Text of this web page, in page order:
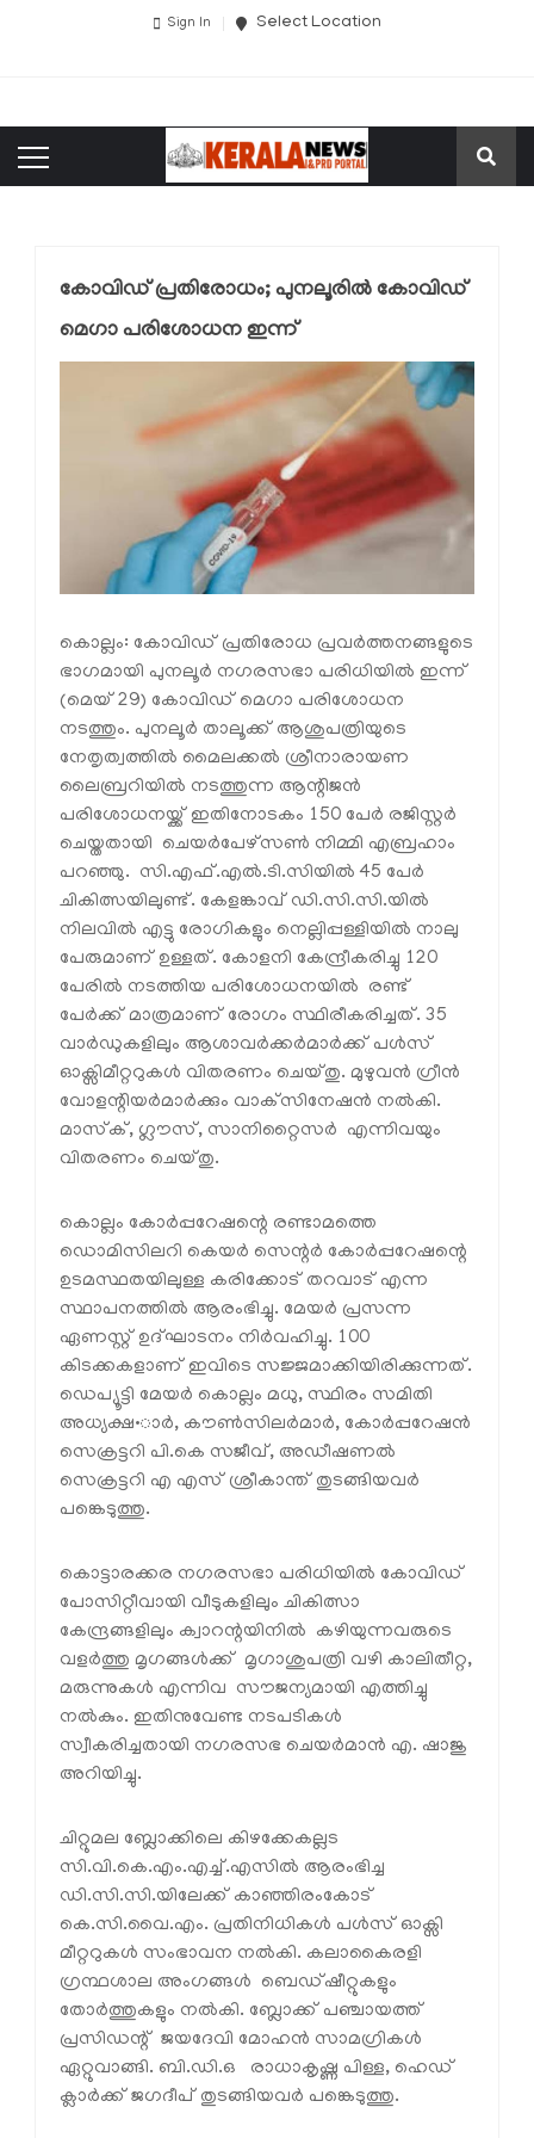
Sign In Select Location
കോവിഡ് പ്രതിരോധം; പുനലൂരില്‍ കോവിഡ്
മെഗാ പരിശോധന ഇന്ന്
കൊല്ലം: കോവിഡ് പ്രതിരോധ പ്രവര്‍ത്തനങ്ങളുടെ
ഭാഗമായി പുനലൂര്‍ നഗരസഭാ പരിധിയില്‍ ഇന്ന്
(മെയ് 29) കോവിഡ് മെഗാ പരിശോധന
നടത്തും. പുനലൂര്‍ താലൂക്ക് ആശുപത്രിയുടെ
നേതൃത്വത്തില്‍ മൈലക്കല്‍ ശ്രീനാരായണ
ലൈബ്രറിയില്‍ നടത്തുന്ന ആന്റിജന്‍
പരിശോധനയ്ക്ക് ഇതിനോടകം 150 പേര്‍ രജിസ്റ്റര്‍
ചെയ്തതായി ചെയര്‍പേഴ്സണ്‍ നിമ്മി എബ്രഹാം
പറഞ്ഞു. സി.എഫ്.എല്‍.ടി.സിയില്‍ 45 പേര്‍
ചികിത്സയിലുണ്ട്. കേളങ്കാവ് ഡി.സി.സി.യില്‍
നിലവില്‍ എട്ടു രോഗികളും നെല്ലിപ്പള്ളിയില്‍ നാലു
പേരുമാണ് ഉള്ളത്. കോളനി കേന്ദ്രീകരിച്ചു 120
പേരില്‍ നടത്തിയ പരിശോധനയില്‍ രണ്ട്
പേര്‍ക്ക് മാത്രമാണ് രോഗം സ്ഥിരീകരിച്ചത്. 35
വാര്‍ഡുകളിലും ആശാവര്‍ക്കര്‍മാര്‍ക്ക് പള്‍സ്
ഓക്സിമീറ്ററുകള്‍ വിതരണം ചെയ്തു. മുഴുവന്‍ ഗ്രീന്‍
വോളന്റിയര്‍മാര്‍ക്കും വാക്‌സിനേഷന്‍ നല്‍കി.
മാസ്‌ക്, ഗ്ലൗസ്, സാനിറ്റൈസര്‍ എന്നിവയും
വിതരണം ചെയ്തു.
കൊല്ലം കോര്‍പ്പറേഷന്റെ രണ്ടാമത്തെ
ഡൊമിസിലറി കെയര്‍ സെന്റര്‍ കോര്‍പ്പറേഷന്റെ
ഉടമസ്ഥതയിലുള്ള കരിക്കോട് തറവാട് എന്ന
സ്ഥാപനത്തില്‍ ആരംഭിച്ചു. മേയര്‍ പ്രസന്ന
ഏണസ്റ്റ് ഉദ്ഘാടനം നിര്‍വഹിച്ചു. 100
കിടക്കകളാണ് ഇവിടെ സജ്ജമാക്കിയിരിക്കുന്നത്.
ഡെപ്യൂട്ടി മേയര്‍ കൊല്ലം മധു, സ്ഥിരം സമിതി
അധ്യക്ഷ•ാര്‍, കൗണ്‍സിലര്‍മാര്‍, കോര്‍പ്പറേഷന്‍
സെക്രട്ടറി പി.കെ സജീവ്, അഡീഷണല്‍
സെക്രട്ടറി എ എസ് ശ്രീകാന്ത് തുടങ്ങിയവര്‍
പങ്കെടുത്തു.
കൊട്ടാരക്കര നഗരസഭാ പരിധിയില്‍ കോവിഡ്
പോസിറ്റീവായി വീടുകളിലും ചികിത്സാ
കേന്ദ്രങ്ങളിലും ക്വാറന്റയിനില്‍ കഴിയുന്നവരുടെ
വളര്‍ത്തു മൃഗങ്ങള്‍ക്ക് മൃഗാശുപത്രി വഴി കാലിതീറ്റ,
മരുന്നുകള്‍ എന്നിവ സൗജന്യമായി എത്തിച്ചു
നല്‍കും. ഇതിനുവേണ്ട നടപടികള്‍
സ്വീകരിച്ചതായി നഗരസഭ ചെയര്‍മാന്‍ എ. ഷാജു
അറിയിച്ചു.
ചിറ്റുമല ബ്ലോക്കിലെ കിഴക്കേകല്ലട
സി.വി.കെ.എം.എച്ച്.എസില്‍ ആരംഭിച്ച
ഡി.സി.സി.യിലേക്ക് കാഞ്ഞിരംകോട്
കെ.സി.വൈ.എം. പ്രതിനിധികള്‍ പള്‍സ് ഓക്സി
മീറ്ററുകള്‍ സംഭാവന നല്‍കി. കലാകൈരളി
ഗ്രന്ഥശാല അംഗങ്ങള്‍ ബെഡ്ഷീറ്റുകളും
തോര്‍ത്തുകളും നല്‍കി. ബ്ലോക്ക് പഞ്ചായത്ത്
പ്രസിഡന്റ് ജയദേവി മോഹന്‍ സാമഗ്രികള്‍
ഏറ്റുവാങ്ങി. ബി.ഡി.ഒ രാധാകൃഷ്ണ പിള്ള, ഹെഡ്
ക്ലാര്‍ക്ക് ജഗദീപ് തുടങ്ങിയവര്‍ പങ്കെടുത്തു.